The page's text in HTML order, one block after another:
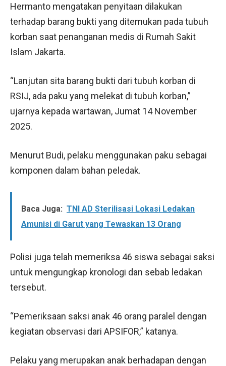
Hermanto mengatakan penyitaan dilakukan
terhadap barang bukti yang ditemukan pada tubuh
korban saat penanganan medis di Rumah Sakit
Islam Jakarta.
“Lanjutan sita barang bukti dari tubuh korban di
RSIJ, ada paku yang melekat di tubuh korban,”
ujarnya kepada wartawan, Jumat 14 November
2025.
Menurut Budi, pelaku menggunakan paku sebagai
komponen dalam bahan peledak.
Baca Juga: TNI AD Sterilisasi Lokasi Ledakan
Amunisi di Garut yang Tewaskan 13 Orang
Polisi juga telah memeriksa 46 siswa sebagai saksi
untuk mengungkap kronologi dan sebab ledakan
tersebut.
“Pemeriksaan saksi anak 46 orang paralel dengan
kegiatan observasi dari APSIFOR,” katanya.
Pelaku yang merupakan anak berhadapan dengan